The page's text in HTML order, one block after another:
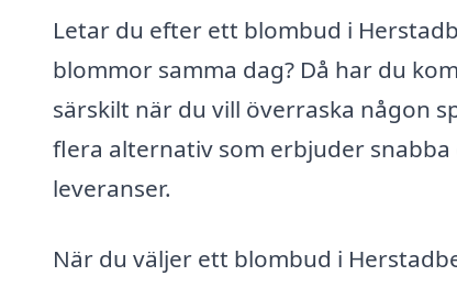
Letar du efter ett blombud i
blommor samma dag? Då har du
särskilt när du vill överraska någon
flera alternativ som erbjuder
leveranser.
När du väljer ett blombud i